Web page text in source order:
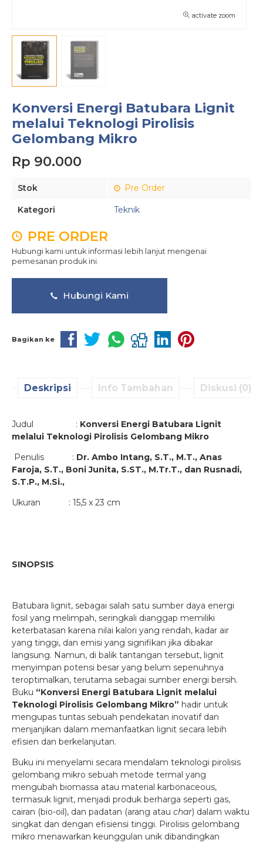
activate zoom
Konversi Energi Batubara Lignit
melalui Teknologi Pirolisis
Gelombang Mikro
Rp 90.000
Stok Pre Order
Kategori Teknik
PRE ORDER
Hubungi kami untuk informasi lebih lanjut mengenai
pemesanan produk ini.
Hubungi Kami
Bagikan ke
Deskripsi Info Tambahan Diskusi (0)
Judul : Konversi Energi Batubara Lignit
melalui Teknologi Pirolisis Gelombang Mikro
Penulis : Dr. Ambo Intang, S.T., M.T., Anas
Faroja, S.T., Boni Junita, S.ST., M.Tr.T., dan Rusnadi,
S.T.P., M.Si.,
Ukuran : 15,5 x 23 cm
SINOPSIS
Batubara lignit, sebagai salah satu sumber daya energi
fosil yang melimpah, seringkali dianggap memiliki
keterbatasan karena nilai kalori yang rendah, kadar air
yang tinggi, dan emisi yang signifikan jika dibakar
langsung. Namun, di balik tantangan tersebut, lignit
menyimpan potensi besar yang belum sepenuhnya
teroptimalkan, terutama sebagai sumber energi bersih.
Buku “Konversi Energi Batubara Lignit melalui
Teknologi Pirolisis Gelombang Mikro” hadir untuk
mengupas tuntas sebuah pendekatan inovatif dan
menjanjikan dalam memanfaatkan lignit secara lebih
efisien dan berkelanjutan.
Buku ini menyelami secara mendalam teknologi pirolisis
gelombang mikro sebuah metode termal yang
mengubah biomassa atau material karbonaceous,
termasuk lignit, menjadi produk berharga seperti gas,
cairan (bio-oil), dan padatan (arang atau char) dalam waktu
singkat dan dengan efisiensi tinggi. Pirolisis gelombang
mikro menawarkan keunggulan unik dibandingkan